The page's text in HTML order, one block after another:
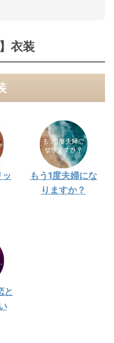
衣装
もう1度夫婦にな
りますか？
と